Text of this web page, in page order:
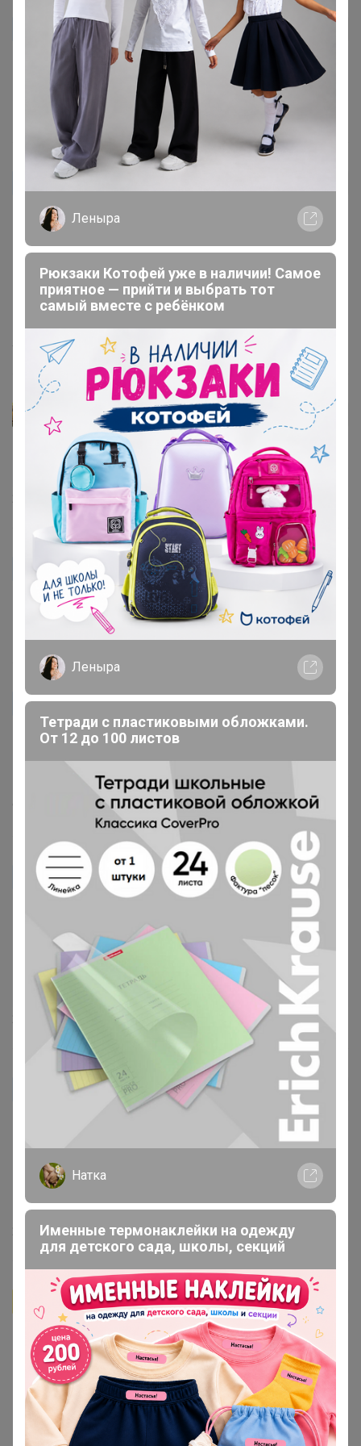
ofelandra Автор уже получил заказ!
Спасибо большое за подарок!!! Очень приятно 🤗
А кофе как всегда восхитительный ☕
5 декабря, 2024 16:51
ТамараК
Как всегда вкусный. Кстати изменилась упаковка.
Красивая
4 декабря, 2024 19:32
Olga33 Автор уже получил заказ!
Запах шикарный! Кофе в вашей закупке самый
лучший!!! Благодарю!!!
27 ноября, 2024 13:31
инеля Автор уже получил заказ!
спасибо за подарок! очень вкусная пастила
14 ноября, 2024 20:47
minoksana Автор уже получил заказ!
Спасибо Организатору! Кофе понравился весь (7
разных взяли) и отдельное спасибо за подарок! Зефир
очень вкусный (с кофе!).
9 мая, 2024 10:29
Ольга112 Автор уже получил заказ!
29 марта, 2024 16:32
GVB Автор уже получил заказ!
Очень вкусный кофе!Бонифаций,спасибо за
безукоризненную работу! Вы лучший ОРГ! Отдельное
спасибо за подарок и другие ништячки в Ваших
закупках!
22 февраля, 2024 16:07
Бонифаций Автор уже получил заказ!
К празднику тепла, весны и любви, а также в честь
прекрасных женщин, хочу порадовать каждого
участника!
Леныра
Рюкзаки Котофей уже в наличии! Самое
приятное — прийти и выбрать тот
самый вместе с ребёнком
Леныра
Тетради с пластиковыми обложками.
От 12 до 100 листов
Натка
Именные термонаклейки на одежду
для детского сада, школы, секций